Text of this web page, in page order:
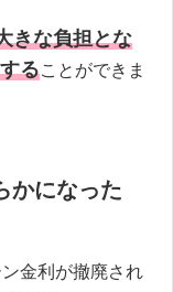
きな負担とな
ることができま
かになった
金利が撤廃され